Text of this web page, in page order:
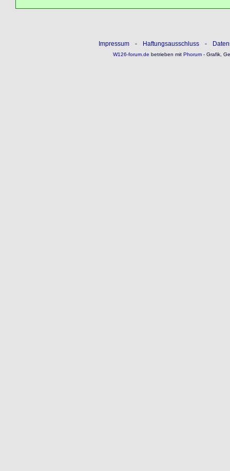
Impressum - Haftungsausschluss -
W126-forum.de betrieben mitPhorum- Grafik,